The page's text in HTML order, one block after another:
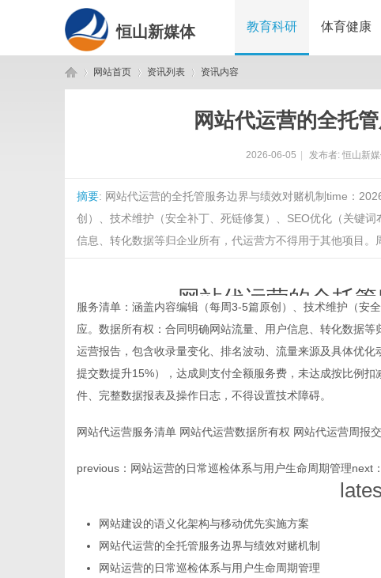
恒山新媒体 教育科研 体育健康
网站首页 资讯列表 资讯内容
网站代运营的全托
2026-06-05 发布者: 恒山新
摘要: 网站代运营的全托管服务边界与绩效对赌机制time：
创）、技术维护（安全补丁、死链修复）、SEO优化（关键
信息、转化数据等归企业所有，代运营方不得用于其他项目。
网站代运营的全托
time： 2026-06-
服务清单：涵盖内容编辑（每周3-5篇原创）、技术维护（安
应。数据所有权：合同明确网站流量、用户信息、转化数据
运营报告，包含收录量变化、排名波动、流量来源及具体优
提交数提升15%），达成则支付全额服务费，未达成按比例
件、完整数据报表及操作日志，不得设置技术障碍。
网站代运营服务清单 网站代运营数据所有权 网站代运营周报
previous： 网站运营的日常巡检体系与用户生命周期管理next：
网站建设的语义化架构与移动优先实施方案
网站代运营的全托管服务边界与绩效对赌机制
网站运营的日常巡检体系与用户生命周期管理